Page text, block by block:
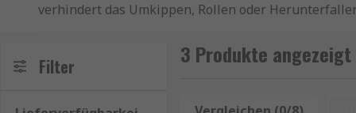
verhindert das Umkippen, Rollen oder
Darüber hinaus erleichtert eine Halterung die
Filter 3 Produkte